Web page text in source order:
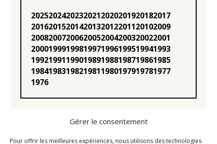
Gérer le consentement
Pour offrir les meilleures expériences, nous utilisons des technologies
20252024202320212020201920182017
20162015201420132012201120102009
20082007200620052004200320022001
20001999199819971996199519941993
19921991199019891988198719861985
19841983198219811980197919781977
1976